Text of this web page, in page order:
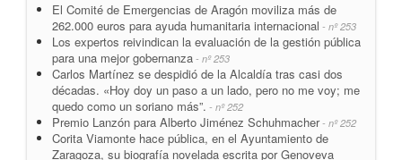
El Comité de Emergencias de Aragón moviliza más de
262.000 euros para ayuda humanitaria internacional - nº 253
Los expertos reivindican la evaluación de la gestión pública
para una mejor gobernanza - nº 253
Carlos Martínez se despidió de la Alcaldía tras casi dos
décadas. «Hoy doy un paso a un lado, pero no me voy; me
quedo como un soriano más”. - nº 252
Premio Lanzón para Alberto Jiménez Schuhmacher- nº 252
Corita Viamonte hace pública, en el Ayuntamiento de
Zaragoza, su biografía novelada escrita por Genoveva